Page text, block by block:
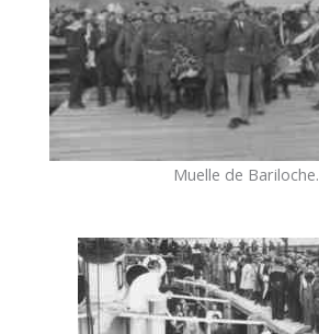
Muelle de Bariloche.